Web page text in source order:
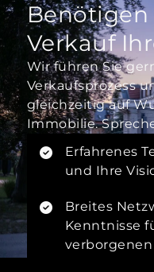
Benötigen
Verkauf
Wir führen Sie
Verkaufsprozess
gleichzeitig auf
Immobilie.
Erfahrenes
und Ihre
Breites
Kenntnisse